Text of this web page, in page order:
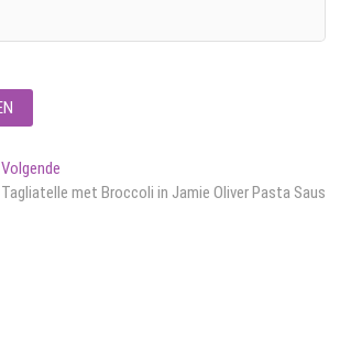
VolgendeVolgend
bericht:
Tagliatelle met Broccoli in Jamie Oliver Pasta Saus